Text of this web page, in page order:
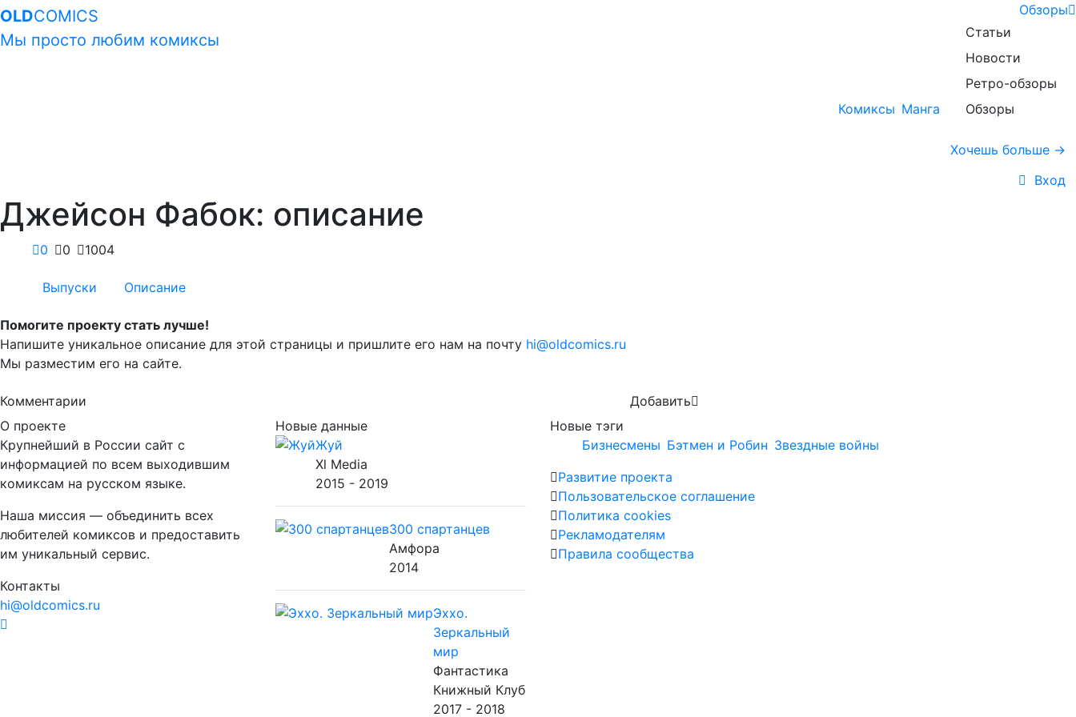
OLDCOMICS
Мы просто любим комиксы
Комиксы Манга
Обзоры
Статьи
Новости
Ретро-обзоры
Обзоры
Хочешь больше →
Вход
Джейсон Фабок: описание
0 0 1004
Выпуски Описание
Помогите проекту стать лучше!
Напишите уникальное описание для этой страницы и пришлите его нам на почту hi@oldcomics.ru
Мы разместим его на сайте.
Комментарии
Добавить
О проекте
Крупнейший в России сайт с
информацией по всем выходившим
комиксам на русском языке.
Наша миссия — объединить всех
любителей комиксов и предоставить
им уникальный сервис.
Контакты
hi@oldcomics.ru
Новые данные
Жуй
Xl Media
2015 - 2019
300 спартанцев
Амфора
2014
Эххо.
Зеркальный
мир
Фантастика
Книжный Клуб
2017 - 2018
Новые тэги
Бизнесмены Бэтмен и Робин Звездные войны
Развитие проекта
Пользовательское соглашение
Политика cookies
Рекламодателям
Правила сообщества